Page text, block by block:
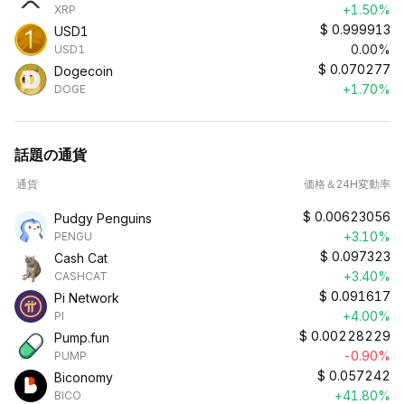
XRP
+1.50%
USD1
USD1
$ 0.999913
0.00%
Dogecoin
DOGE
$ 0.070277
+1.70%
話題の通貨
通貨 価格＆24H変動率
Pudgy Penguins
PENGU
$ 0.00623056
+3.10%
Cash Cat
CASHCAT
$ 0.097323
+3.40%
Pi Network
PI
$ 0.091617
+4.00%
Pump.fun
PUMP
$ 0.00228229
-0.90%
Biconomy
BICO
$ 0.057242
+41.80%